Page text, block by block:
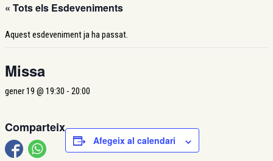
« Tots els Esdeveniments
Aquest esdeveniment ja ha passat.
Missa
gener 19 @ 19:30 - 20:00
Comparteix
Afegeix al calendari